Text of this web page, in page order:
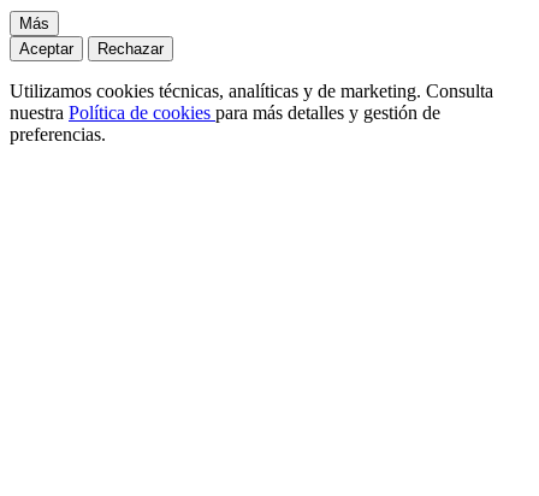
Más
Aceptar
Rechazar
Utilizamos cookies técnicas, analíticas y de marketing. Consulta
nuestra Política de cookies para más detalles y gestión de
preferencias.